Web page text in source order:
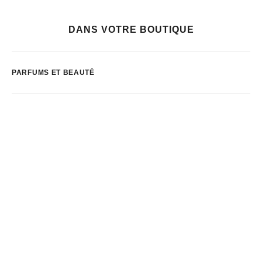
DANS VOTRE BOUTIQUE
PARFUMS ET BEAUTÉ